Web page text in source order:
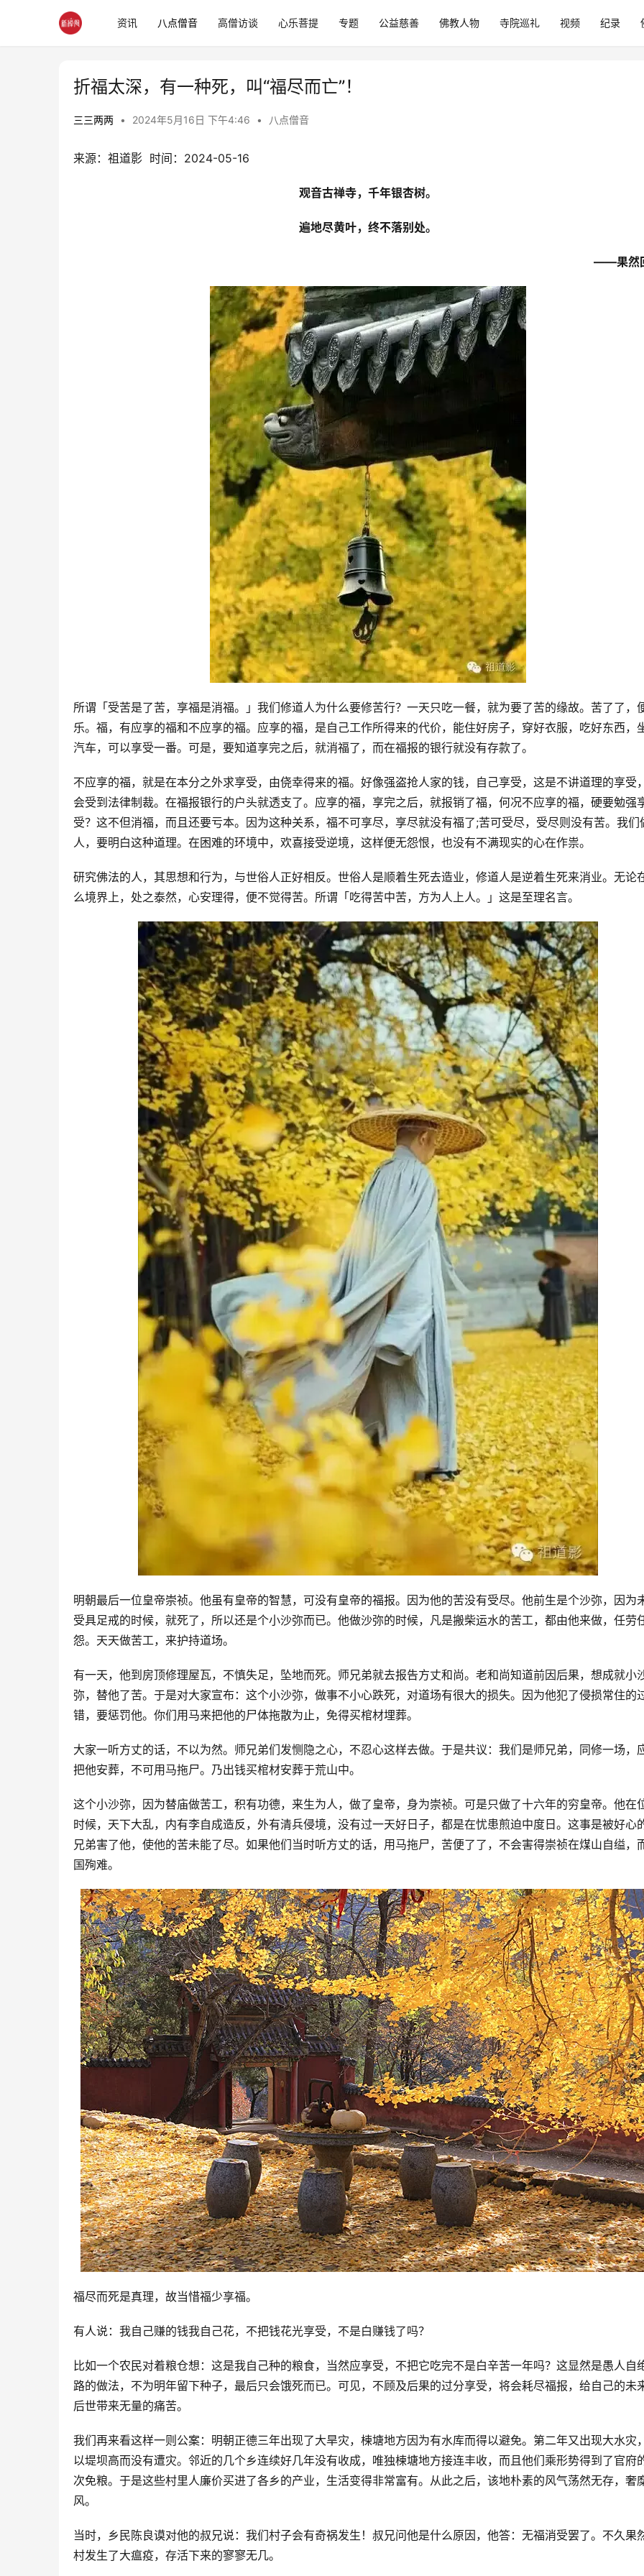
资讯 八点僧音 高僧访谈 心乐菩提 专题 公益慈善 佛教人物 寺院巡礼 视频 纪录
折福太深，有一种死，叫“福尽而亡”！
三三两两 • 2024年5月16日 下午4:46 • 八点僧音
来源：祖道影  时间：2024-05-16
观音古禅寺，千年银杏树。
遍地尽黄叶，终不落别处。
——果然
所谓「受苦是了苦，享福是消福。」我们修道人为什么要修苦行？一天只吃一餐，就为要了苦的缘故。苦了了，
乐。福，有应享的福和不应享的福。应享的福，是自己工作所得来的代价，能住好房子，穿好衣服，吃好东西，
汽车，可以享受一番。可是，要知道享完之后，就消福了，而在福报的银行就没有存款了。
不应享的福，就是在本分之外求享受，由侥幸得来的福。好像强盗抢人家的钱，自己享受，这是不讲道理的享受
会受到法律制裁。在福报银行的户头就透支了。应享的福，享完之后，就报销了福，何况不应享的福，硬要勉强
受？这不但消福，而且还要亏本。因为这种关系，福不可享尽，享尽就没有福了;苦可受尽，受尽则没有苦。我们
人，要明白这种道理。在困难的环境中，欢喜接受逆境，这样便无怨恨，也没有不满现实的心在作祟。
研究佛法的人，其思想和行为，与世俗人正好相反。世俗人是顺着生死去造业，修道人是逆着生死来消业。无论
么境界上，处之泰然，心安理得，便不觉得苦。所谓「吃得苦中苦，方为人上人。」这是至理名言。
明朝最后一位皇帝崇祯。他虽有皇帝的智慧，可没有皇帝的福报。因为他的苦没有受尽。他前生是个沙弥，因为
受具足戒的时候，就死了，所以还是个小沙弥而已。他做沙弥的时候，凡是搬柴运水的苦工，都由他来做，任劳
怨。天天做苦工，来护持道场。
有一天，他到房顶修理屋瓦，不慎失足，坠地而死。师兄弟就去报告方丈和尚。老和尚知道前因后果，想成就小
弥，替他了苦。于是对大家宣布：这个小沙弥，做事不小心跌死，对道场有很大的损失。因为他犯了侵损常住的
错，要惩罚他。你们用马来把他的尸体拖散为止，免得买棺材埋葬。
大家一听方丈的话，不以为然。师兄弟们发恻隐之心，不忍心这样去做。于是共议：我们是师兄弟，同修一场，
把他安葬，不可用马拖尸。乃出钱买棺材安葬于荒山中。
这个小沙弥，因为替庙做苦工，积有功德，来生为人，做了皇帝，身为崇祯。可是只做了十六年的穷皇帝。他在
时候，天下大乱，内有李自成造反，外有清兵侵境，没有过一天好日子，都是在忧患煎迫中度日。这事是被好心
兄弟害了他，使他的苦未能了尽。如果他们当时听方丈的话，用马拖尸，苦便了了，不会害得崇祯在煤山自缢，
国殉难。
福尽而死是真理，故当惜福少享福。
有人说：我自己赚的钱我自己花，不把钱花光享受，不是白赚钱了吗？
比如一个农民对着粮仓想：这是我自己种的粮食，当然应享受，不把它吃完不是白辛苦一年吗？这显然是愚人自
路的做法，不为明年留下种子，最后只会饿死而已。可见，不顾及后果的过分享受，将会耗尽福报，给自己的未
后世带来无量的痛苦。
我们再来看这样一则公案：明朝正德三年出现了大旱灾，楝塘地方因为有水库而得以避免。第二年又出现大水灾
以堤坝高而没有遭灾。邻近的几个乡连续好几年没有收成，唯独楝塘地方接连丰收，而且他们乘形势得到了官府
次免粮。于是这些村里人廉价买进了各乡的产业，生活变得非常富有。从此之后，该地朴素的风气荡然无存，奢
风。
当时，乡民陈良谟对他的叔兄说：我们村子会有奇祸发生！叔兄问他是什么原因，他答：无福消受罢了。不久果
村发生了大瘟疫，存活下来的寥寥无几。